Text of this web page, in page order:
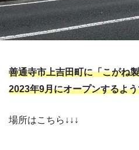
善通寺市上吉田町に「こがね
2023年9月にオープンするよ
場所はこちら↓↓↓